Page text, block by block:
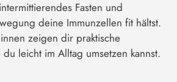
Fasten und
deine Immunzellen fit hältst.
zeigen dir praktische
leicht im Alltag umsetzen kannst.